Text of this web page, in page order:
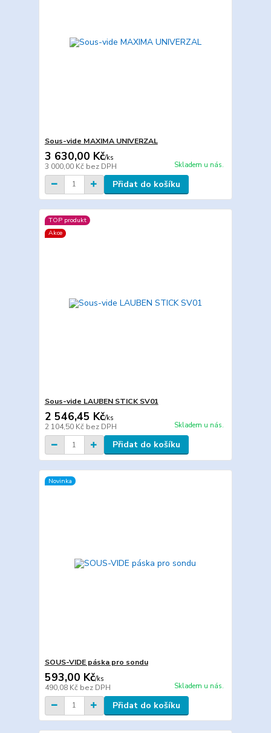
Sous-vide MAXIMA UNIVERZAL
3 630,00 Kč/ks
3 000,00 Kč bez DPH Skladem u nás.
Přidat do košíku
TOP produkt
Akce
Sous-vide LAUBEN STICK SV01
2 546,45 Kč/ks
2 104,50 Kč bez DPH Skladem u nás.
Přidat do košíku
Novinka
SOUS-VIDE páska pro sondu
593,00 Kč/ks
490,08 Kč bez DPH Skladem u nás.
Přidat do košíku